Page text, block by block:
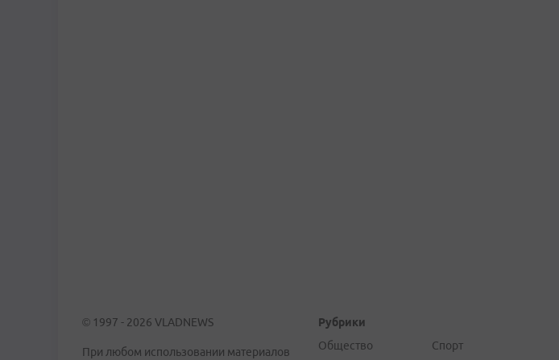
© 1997 - 2026 VLADNEWS
При любом использовании материалов
Рубрики
Общество
Спорт